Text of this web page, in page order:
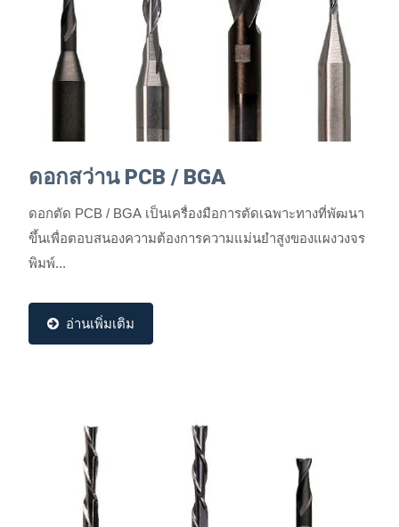
ดอกสว่าน PCB / BGA
ดอกตัด PCB / BGA เป็นเครื่องมือการตัดเฉพาะทางที่พัฒนา
ขึ้นเพื่อตอบสนองความต้องการความแม่นยำสูงของแผงวงจร
พิมพ์...
อ่านเพิ่มเติม